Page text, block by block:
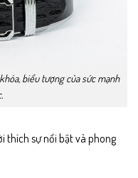
biểu tượng của sức mạnh
thích sự nổi bật và phong